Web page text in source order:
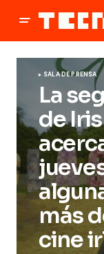
SALA DE PRENSA
La
de
más
cine